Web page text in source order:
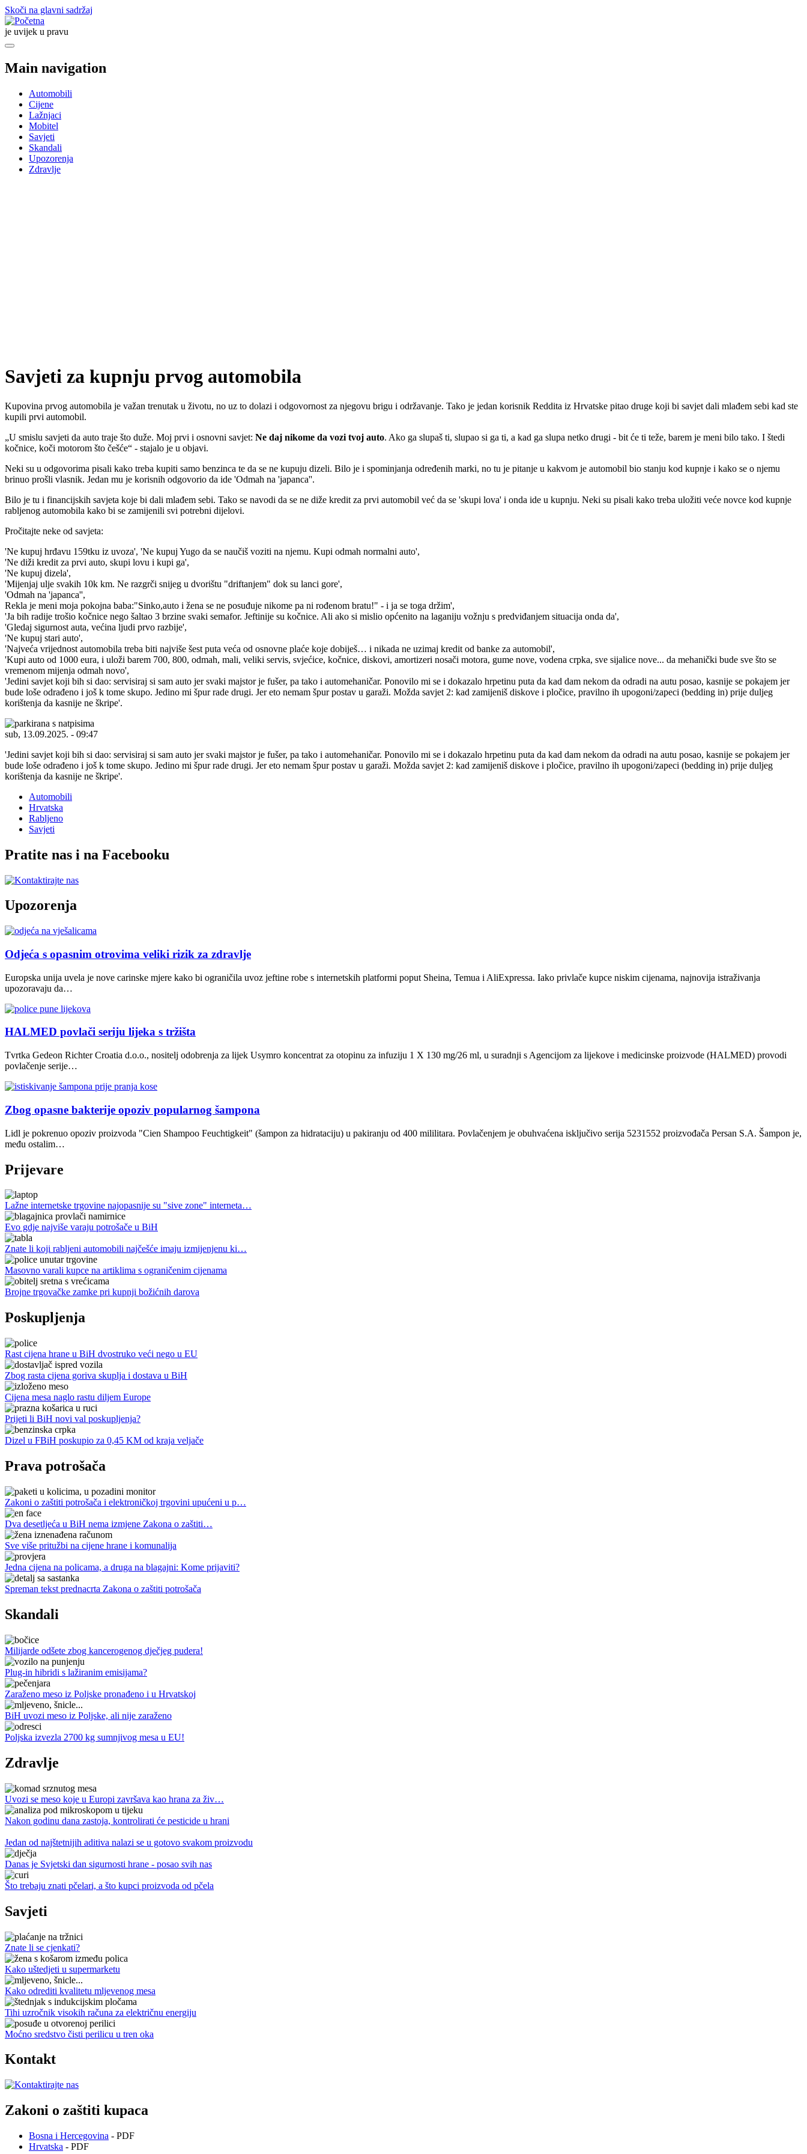
Skoči na glavni sadržaj
je uvijek u pravu
Main navigation
Automobili
Cijene
Lažnjaci
Mobitel
Savjeti
Skandali
Upozorenja
Zdravlje
Savjeti za kupnju prvog automobila
Kupovina prvog automobila je važan trenutak u životu, no uz to dolazi i odgovornost za njegovu brigu i održavanje. Tako je jedan korisnik Reddita iz Hrvatske pitao druge koji bi savjet dali mlađem sebi kad ste
kupili prvi automobil.
U smislu savjeti da auto traje što duže. Moj prvi i osnovni savjet: Ne daj nikome da vozi tvoj auto. Ako ga slupaš ti, slupao si ga ti, a kad ga slupa netko drugi - bit će ti teže, barem je meni bilo tako. I štedi
kočnice, koči motorom što češće
- stajalo je u objavi.
Neki su u odgovorima pisali kako treba kupiti samo benzinca te da se ne kupuju dizeli. Bilo je i spominjanja određenih marki, no tu je pitanje u kakvom je automobil bio stanju kod kupnje i kako se o njemu
brinuo prošli vlasnik. Jedan mu je korisnih odgovorio da ide 'Odmah na 'japanca''.
Bilo je tu i financijskih savjeta koje bi dali mlađem sebi. Tako se navodi da se ne diže kredit za prvi automobil već da se 'skupi lova' i onda ide u kupnju. Neki su pisali kako treba uložiti veće novce kod kupnje
rabljenog automobila kako bi se zamijenili svi potrebni dijelovi.
Pročitajte neke od savjeta:
'Ne kupuj hrđavu 159tku iz uvoza', 'Ne kupuj Yugo da se naučiš voziti na njemu. Kupi odmah normalni auto',
'Ne diži kredit za prvi auto, skupi lovu i kupi ga',
'Ne kupuj dizela',
'Mijenjaj ulje svakih 10k km. Ne razgrči snijeg u dvorištu "driftanjem" dok su lanci gore',
'Odmah na 'japanca'',
Rekla je meni moja pokojna baba:"Sinko,auto i žena se ne posuđuje nikome pa ni rođenom bratu!" - i ja se toga držim',
'Ja bih radije trošio kočnice nego šaltao 3 brzine svaki semafor. Jeftinije su kočnice. Ali ako si mislio općenito na laganiju vožnju s predviđanjem situacija onda da',
'Gledaj sigurnost auta, većina ljudi prvo razbije',
'Ne kupuj stari auto',
'Najveća vrijednost automobila treba biti najviše šest puta veća od osnovne plaće koje dobiješ… i nikada ne uzimaj kredit od banke za automobil',
'Kupi auto od 1000 eura, i uloži barem 700, 800, odmah, mali, veliki servis, svjećice, kočnice, diskovi, amortizeri nosači motora, gume nove, vodena crpka, sve sijalice nove... da mehanički bude sve što se
vremenom mijenja odmah novo',
'Jedini savjet koji bih si dao: servisiraj si sam auto jer svaki majstor je fušer, pa tako i automehaničar. Ponovilo mi se i dokazalo hrpetinu puta da kad dam nekom da odradi na autu posao, kasnije se pokajem jer
bude loše odrađeno i još k tome skupo. Jedino mi špur rade drugi. Jer eto nemam špur postav u garaži. Možda savjet 2: kad zamijeniš diskove i pločice, pravilno ih upogoni/zapeci (bedding in) prije duljeg
korištenja da kasnije ne škripe'.
sub, 13.09.2025. - 09:47
'Jedini savjet koji bih si dao: servisiraj si sam auto jer svaki majstor je fušer, pa tako i automehaničar. Ponovilo mi se i dokazalo hrpetinu puta da kad dam nekom da odradi na autu posao, kasnije se pokajem jer
bude loše odrađeno i još k tome skupo. Jedino mi špur rade drugi. Jer eto nemam špur postav u garaži. Možda savjet 2: kad zamijeniš diskove i pločice, pravilno ih upogoni/zapeci (bedding in) prije duljeg
korištenja da kasnije ne škripe'.
Automobili
Hrvatska
Rabljeno
Savjeti
Pratite nas i na Facebooku
Upozorenja
Odjeća s opasnim otrovima veliki rizik za zdravlje
Europska unija uvela je nove carinske mjere kako bi ograničila uvoz jeftine robe s internetskih platformi poput Sheina, Temua i AliExpressa. Iako privlače kupce niskim cijenama, najnovija istraživanja
upozoravaju da…
HALMED povlači seriju lijeka s tržišta
Tvrtka Gedeon Richter Croatia d.o.o., nositelj odobrenja za lijek Usymro koncentrat za otopinu za infuziju 1 X 130 mg/26 ml, u suradnji s Agencijom za lijekove i medicinske proizvode (HALMED) provodi
povlačenje serije…
Zbog opasne bakterije opoziv popularnog šampona
Lidl je pokrenuo opoziv proizvoda "Cien Shampoo Feuchtigkeit" (šampon za hidrataciju) u pakiranju od 400 mililitara. Povlačenjem je obuhvaćena isključivo serija 5231552 proizvođača Persan S.A. Šampon je,
među ostalim…
Prijevare
Lažne internetske trgovine najopasnije su "sive zone" interneta…
Evo gdje najviše varaju potrošače u BiH
Znate li koji rabljeni automobili najčešće imaju izmijenjenu ki…
Masovno varali kupce na artiklima s ograničenim cijenama
Brojne trgovačke zamke pri kupnji božićnih darova
Poskupljenja
Rast cijena hrane u BiH dvostruko veći nego u EU
Zbog rasta cijena goriva skuplja i dostava u BiH
Cijena mesa naglo rastu diljem Europe
Prijeti li BiH novi val poskupljenja?
Dizel u FBiH poskupio za 0,45 KM od kraja veljače
Prava potrošača
Zakoni o zaštiti potrošača i elektroničkoj trgovini upućeni u p…
Dva desetljeća u BiH nema izmjene Zakona o zaštiti…
Sve više pritužbi na cijene hrane i komunalija
Jedna cijena na policama, a druga na blagajni: Kome prijaviti?
Spreman tekst prednacrta Zakona o zaštiti potrošača
Skandali
Milijarde odšete zbog kancerogenog dječjeg pudera!
Plug-in hibridi s lažiranim emisijama?
Zaraženo meso iz Poljske pronađeno i u Hrvatskoj
BiH uvozi meso iz Poljske, ali nije zaraženo
Poljska izvezla 2700 kg sumnjivog mesa u EU!
Zdravlje
Uvozi se meso koje u Europi završava kao hrana za živ…
Nakon godinu dana zastoja, kontrolirati će pesticide u hrani
Jedan od najštetnijih aditiva nalazi se u gotovo svakom proizvodu
Danas je Svjetski dan sigurnosti hrane - posao svih nas
Što trebaju znati pčelari, a što kupci proizvoda od pčela
Savjeti
Znate li se cjenkati?
Kako uštedjeti u supermarketu
Kako odrediti kvalitetu mljevenog mesa
Tihi uzročnik visokih računa za električnu energiju
Moćno sredstvo čisti perilicu u tren oka
Kontakt
Zakoni o zaštiti kupaca
Bosna i Hercegovina - PDF
Hrvatska - PDF